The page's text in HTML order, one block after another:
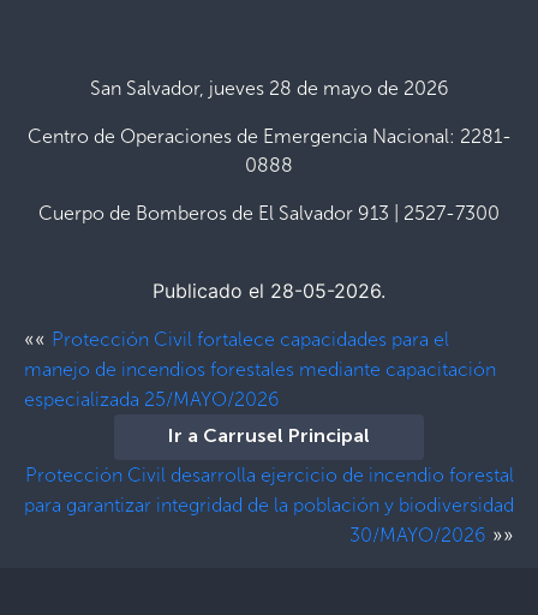
San Salvador, jueves 28 de mayo de 2026
Centro de Operaciones de Emergencia Nacional: 2281-
0888
Cuerpo de Bomberos de El Salvador 913 | 2527-7300
Publicado el 28-05-2026.
«« Protección Civil fortalece capacidades para el
manejo de incendios forestales mediante capacitación
especializada 25/MAYO/2026
Ir a Carrusel Principal
Protección Civil desarrolla ejercicio de incendio forestal
para garantizar integridad de la población y biodiversidad
30/MAYO/2026 »»